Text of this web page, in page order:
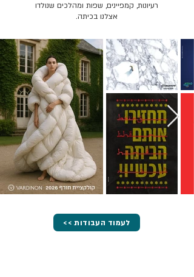
רעיונות, קמפיינים, שפות ומהלכים שנולדו
אצלנו בכיתה.
<< לעמוד העבודות